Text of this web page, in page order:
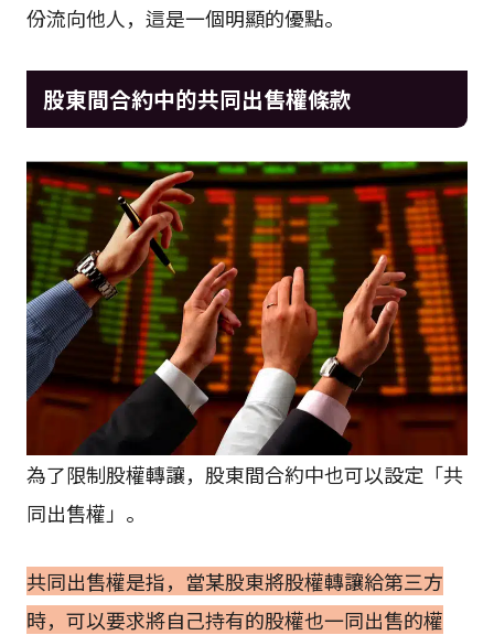
份流向他人，這是一個明顯的優點。
股東間合約中的共同出售權條款
為了限制股權轉讓，股東間合約中也可以設定「共
同出售權」。
共同出售權是指，當某股東將股權轉讓給第三方
時，可以要求將自己持有的股權也一同出售的權